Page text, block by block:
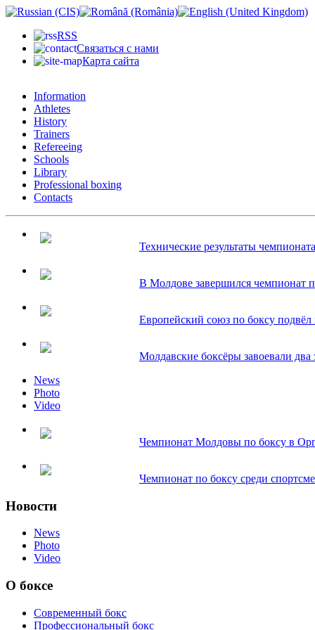
RSS
Связаться с нами
Карта сайта
Information
Athletes
History
Trainers
Refereeing
Schools
Library
Professional boxing
Contacts
Технические результаты
В Молдове завершился чемпионат
Европейский союз по боксу подвёл
Молдавские боксёры завоевали два
News
Photo
Video
Чемпионат Молдовы по боксу в
Чемпионат по боксу среди
Новости
News
Photo
Video
О боксе
Современный бокс
Профессиональный бокс